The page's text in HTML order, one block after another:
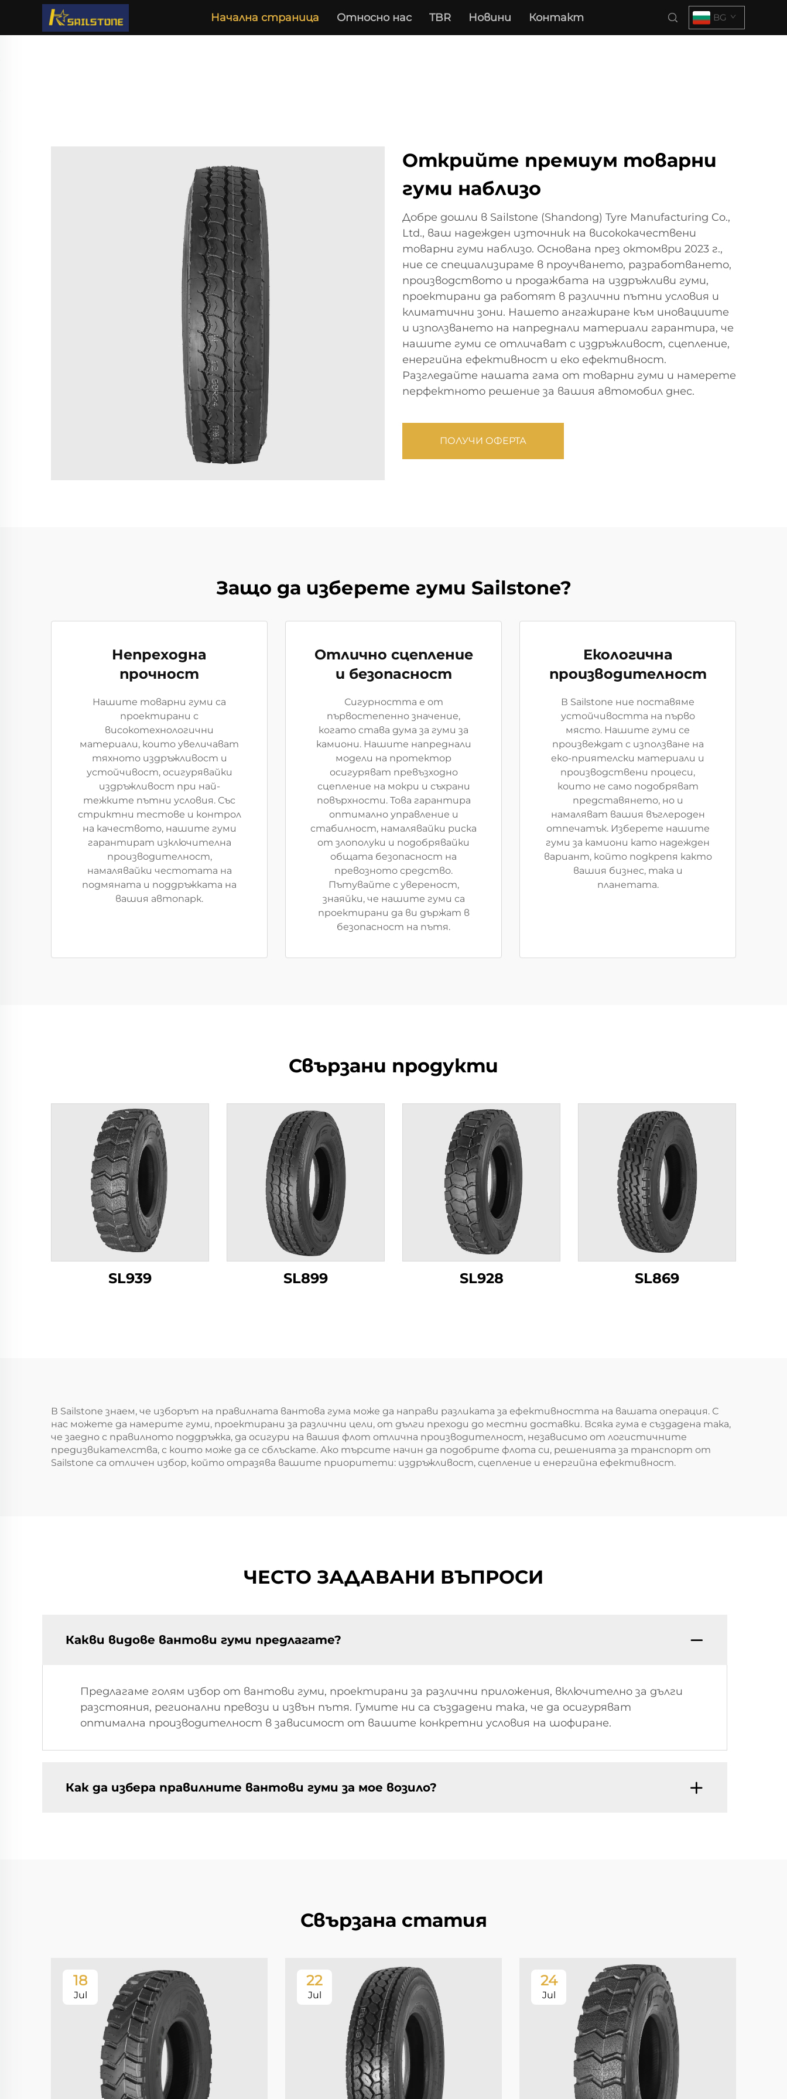
Начална страница Относно нас TBR Новини Контакт BG
Открийте премиум товарни
гуми наблизо
Добре дошли в Sailstone (Shandong) Tyre Manufacturing Co.,
Ltd., ваш надежден източник на висококачествени
товарни гуми наблизо. Основана през октомври 2023 г.,
ние се специализираме в проучването, разработването,
производството и продажбата на издръжливи гуми,
проектирани да работят в различни пътни условия и
климатични зони. Нашето ангажиране към иновациите
и използването на напреднали материали гарантира, че
нашите гуми се отличават с издръжливост, сцепление,
енергийна ефективност и еко ефективност.
Разгледайте нашата гама от товарни гуми и намерете
перфектното решение за вашия автомобил днес.
ПОЛУЧИ ОФЕРТА
Защо да изберете гуми Sailstone?
Непреходна
прочност
Нашите товарни гуми са
проектирани с
високотехнологични
материали, които увеличават
тяхното издръжливост и
устойчивост, осигурявайки
издръжливост при най-
тежките пътни условия. Със
стриктни тестове и контрол
на качеството, нашите гуми
гарантират изключителна
производителност,
намалявайки честотата на
подмяната и поддръжката на
вашия автопарк.
Отлично сцепление
и безопасност
Сигурността е от
първостепенно значение,
когато става дума за гуми за
камиони. Нашите напреднали
модели на протектор
осигуряват превъзходно
сцепление на мокри и съхрани
повърхности. Това гарантира
оптимално управление и
стабилност, намалявайки риска
от злополуки и подобрявайки
общата безопасност на
превозното средство.
Пътувайте с увереност,
знаяйки, че нашите гуми са
проектирани да ви държат в
безопасност на пътя.
Екологична
производителност
В Sailstone ние поставяме
устойчивостта на първо
място. Нашите гуми се
произвеждат с използване на
еко-приятелски материали и
производствени процеси,
които не само подобряват
представянето, но и
намаляват вашия въглероден
отпечатък. Изберете нашите
гуми за камиони като надежден
вариант, който подкрепя както
вашия бизнес, така и
планетата.
Свързани продукти
SL939 SL899 SL928 SL869
В Sailstone знаем, че изборът на правилната вантова гума може да направи разликата за ефективността на вашата операция. С
нас можете да намерите гуми, проектирани за различни цели, от дълги преходи до местни доставки. Всяка гума е създадена така,
че заедно с правилното поддръжка, да осигури на вашия флот отлична производителност, независимо от логистичните
предизвикателства, с които може да се сблъскате. Ако търсите начин да подобрите флота си, решенията за транспорт от
Sailstone са отличен избор, който отразява вашите приоритети: издръжливост, сцепление и енергийна ефективност.
ЧЕСТО ЗАДАВАНИ ВЪПРОСИ
Какви видове вантови гуми предлагате?
Предлагаме голям избор от вантови гуми, проектирани за различни приложения, включително за дълги
разстояния, регионални превози и извън пътя. Гумите ни са създадени така, че да осигуряват
оптимална производителност в зависимост от вашите конкретни условия на шофиране.
Как да избера правилните вантови гуми за мое возило?
Свързана статия
18
Jul
22
Jul
24
Jul